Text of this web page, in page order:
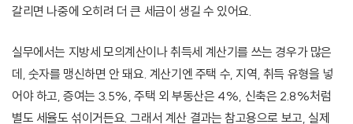
갈리면 나중에 오히려 더 큰 세금이 생길 수 있어요.
실무에서는 지방세 모의계산이나 취득세 계산기를 쓰는 경우가 많은
데, 숫자를 맹신하면 안 돼요. 계산기엔 주택 수, 지역, 취득 유형을 넣
어야 하고, 증여는 3.5%, 주택 외 부동산은 4%, 신축은 2.8%처럼
별도 세율도 섞이거든요. 그래서 계산 결과는 참고용으로 보고, 실제